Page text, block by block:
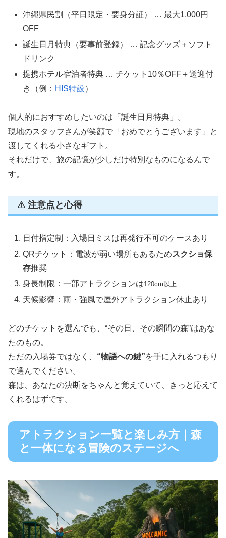
沖縄県民割（平日限定・要身分証） … 最大1,000円
OFF
誕生日月特典（要事前登録） … 記念グッズ＋ソフト
ドリンク
提携ホテル宿泊者特典 … チケット10％OFF＋送迎付
き（例： HIS特設）
個人的におすすめしたいのは「誕生日月特典」。
現地のスタッフさんが笑顔で「おめでとうございます」と
渡してくれる小さなギフト。
それだけで、旅の記憶が少しだけ特別なものになるんで
す。
⚠ 注意点と心得
日付指定制：入場日ミスは再発行不可のケースあり
QRチケット：電波が弱い場所もあるためスクショ保
存推奨
身長制限：一部アトラクションは120cm以上
天候影響：雨・強風で屋外アトラクション休止あり
どのチケットを選んでも、“その日、その瞬間の森”はあな
たのもの。
ただの入場券ではなく、 “物語への鍵”を手に入れるつもり
で選んでください。
森は、あなたの決断をちゃんと覚えていて、きっと応えて
くれるはずです。
アトラクション一覧と楽しみ方｜森
と一体になる冒険のステージへ